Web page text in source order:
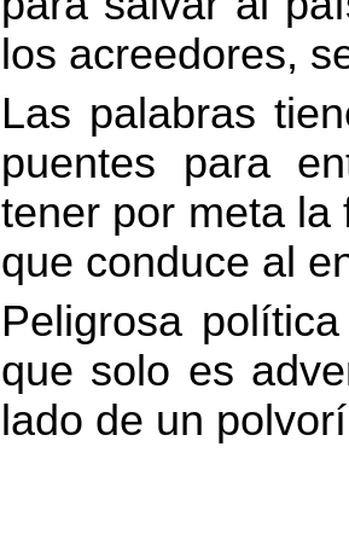
los acreedores,
Las palabras
puentes para
tener por meta la
que conduce al
Peligrosa
que solo es
lado de un